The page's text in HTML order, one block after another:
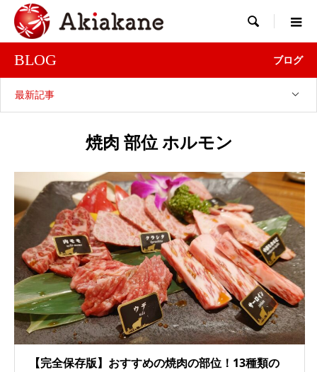

BLOG ブログ
最新記事
焼肉 部位 ホルモン
【完全保存版】おすすめの焼肉の部位！13種類の